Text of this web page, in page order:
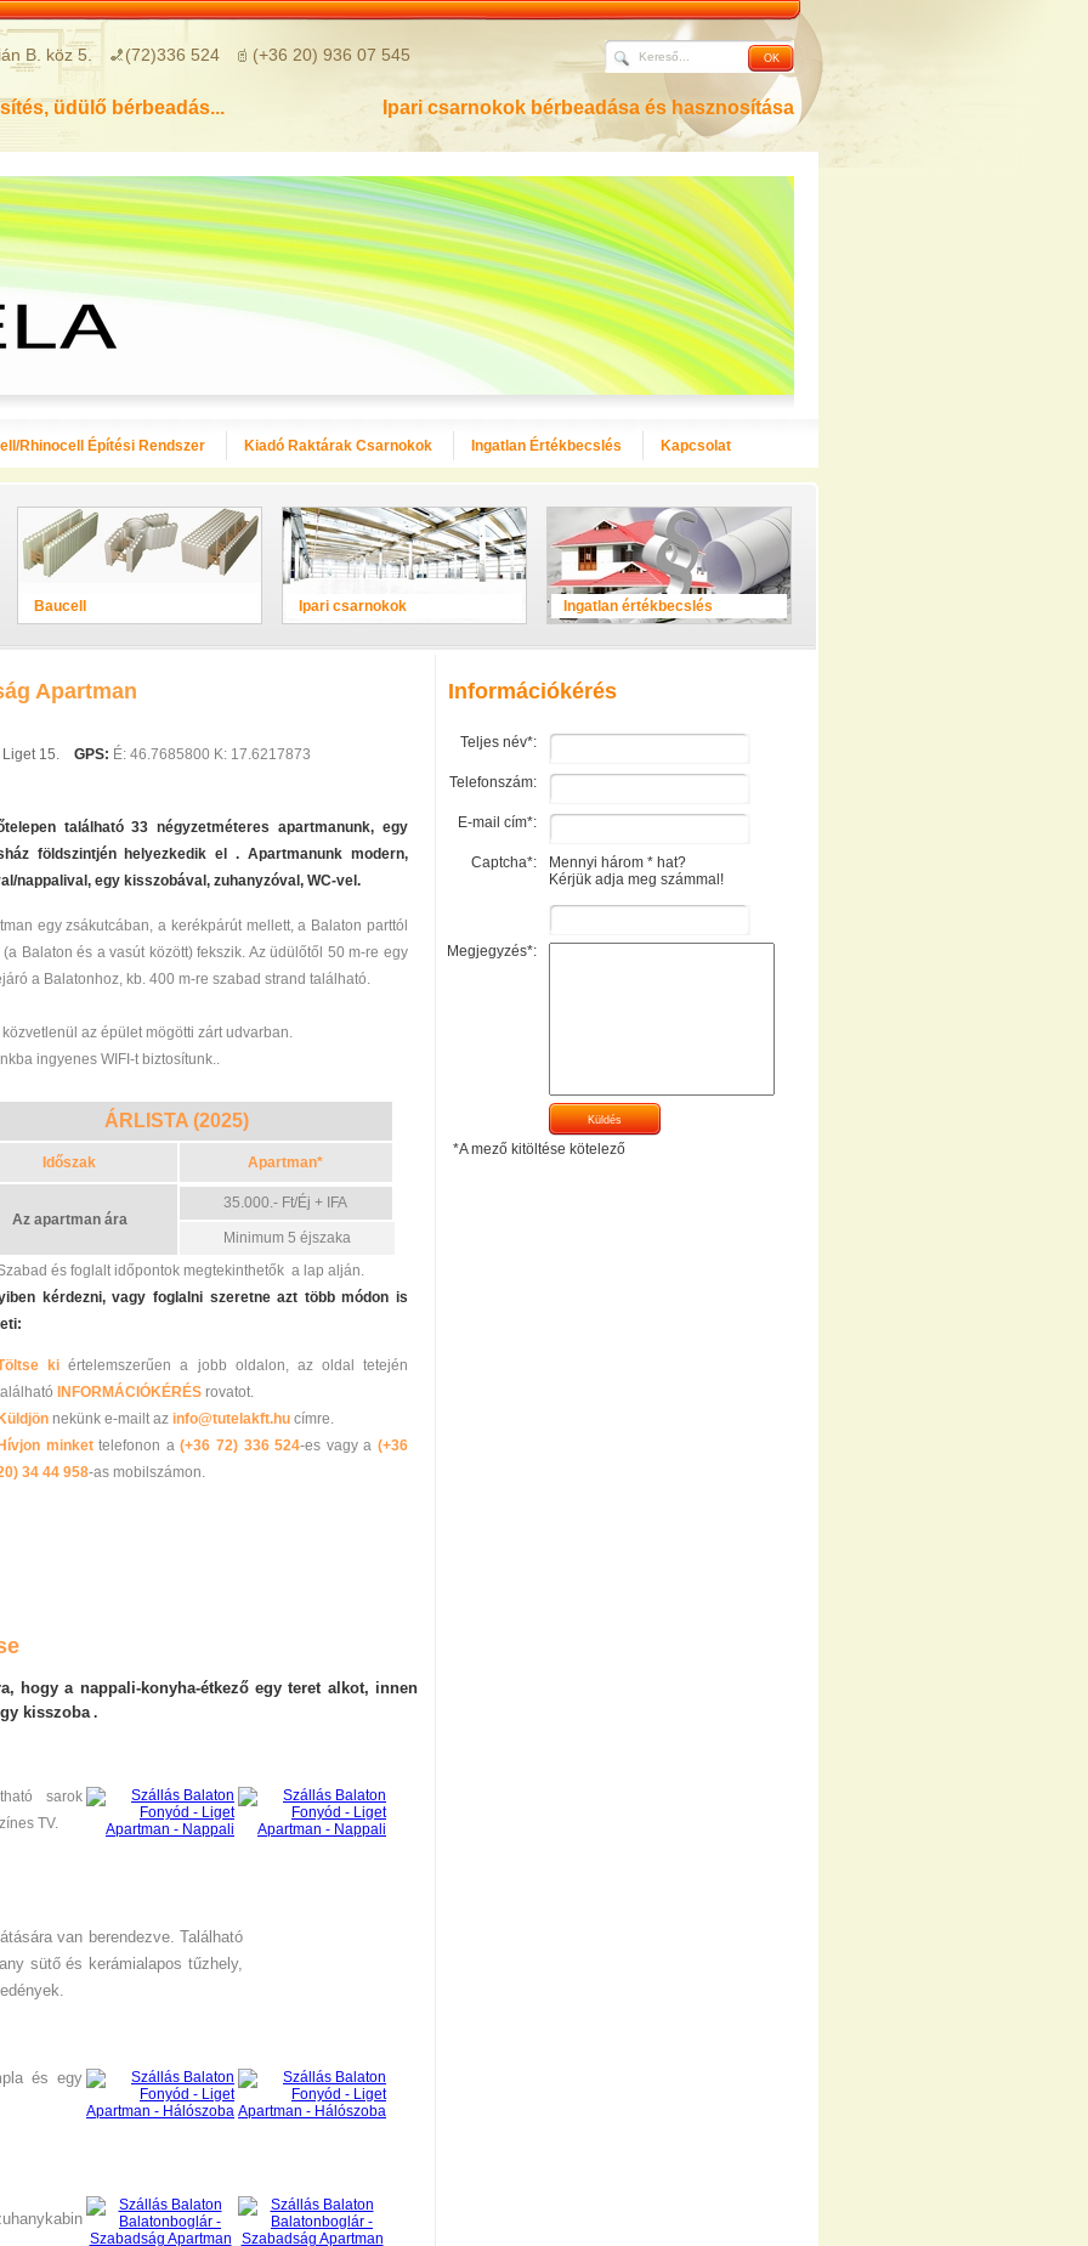
B. köz 5. (72)336 524 (+36 20) 936 07 545
üdülő bérbeadás... Ipari csarnokok bérbeadása és hasznosítása
Rhinocell Építési Rendszer Kiadó Raktárak Csarnokok Ingatlan Értékbecslés Kapcsolat
Baucell Ipari csarnokok Ingatlan értékbecslés
Apartman
15. GPS: É: 46.7685800 K: 17.6217873
található 33 négyzetméteres apartmanunk, egy
földszintjén helyezkedik el . Apartmanunk modern,
nappalival, egy kisszobával, zuhanyzóval, WC-vel.
egy zsákutcában, a kerékpárút mellett, a Balaton parttól
Balaton és a vasút között) fekszik. Az üdülőtől 50 m-re egy
a Balatonhoz, kb. 400 m-re szabad strand található.
közvetlenül az épület mögötti zárt udvarban.
ingyenes WIFI-t biztosítunk..
ÁR LISTA (2025)
Időszak Apartman*
Az apartman ára
35.000.- Ft/Éj + IFA
Minimum 5 éjszaka
és foglalt időpontok megtekinthetők a lap alján.
kérdezni, vagy foglalni szeretne azt több módon is
ki értelemszerűen a jobb oldalon, az oldal tetején
INFORMÁCIÓKÉRÉS rovatot.
Küldjön nekünk e-mailt az info@tutelakft.hu címre.
Hívjon minkettelefonon a(+36 72) 336 524-es vagy a (+36
34 44 958-as mobilszámon.
hogy a nappali-konyha-étkező egy teret alkot, innen
kisszoba.
sarok
TV.
van berendezve. Található
sütő és kerámialapos tűzhely,
és egy
Információkérés
Teljes név*:
Telefonszám:
E-mail cím*:
Captcha*:
Mennyi három * hat?
Kérjük adja meg számmal!
Megjegyzés*:
*A mező kitöltése kötelező